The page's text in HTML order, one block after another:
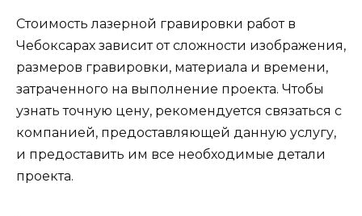
Стоимость лазерной гравировки работ в
Чебоксарах зависит от сложности изображения,
размеров гравировки, материала и времени,
затраченного на выполнение проекта. Чтобы
узнать точную цену, рекомендуется связаться с
компанией, предоставляющей данную услугу,
и предоставить им все необходимые детали
проекта.